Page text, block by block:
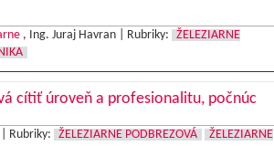
, Ing. Juraj Havran | Rubriky:
ŽELEZIARNE
cítiť úroveň a profesionalitu, počnúc
Rubriky: ŽELEZIARNE PODBREZOVÁ
ŽELEZIARNE